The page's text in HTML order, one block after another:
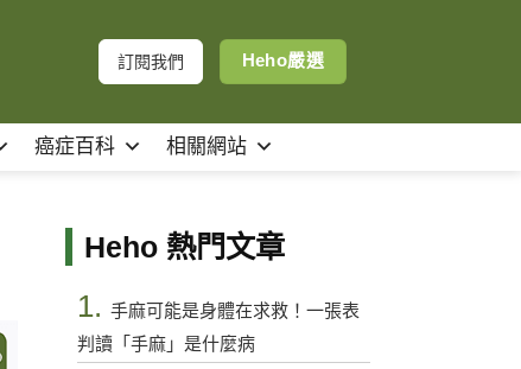
訂閱我們 Heho嚴選
癌症百科 相關網站
Heho 熱門文章
1. 手麻可能是身體在求救！一張表
判讀「手麻」是什麼病